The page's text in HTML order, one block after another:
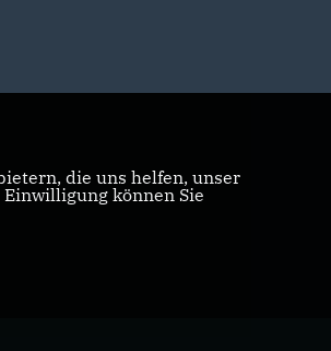
die uns helfen, unser
können Sie